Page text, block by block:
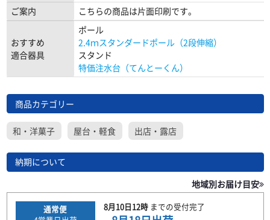
ご案内
こちらの商品は片面印刷です。
おすすめ
適合器具
ポール
2.4ｍスタンダードポール（2段伸縮）
スタンド
特価注水台（てんとーくん）
商品カテゴリー
和・洋菓子 屋台・軽食 出店・露店
納期について
地域別お届け目安
通常便
8月10日12時までの受付完了